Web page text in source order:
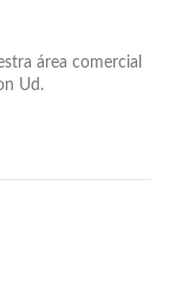
área comercial
Ud.